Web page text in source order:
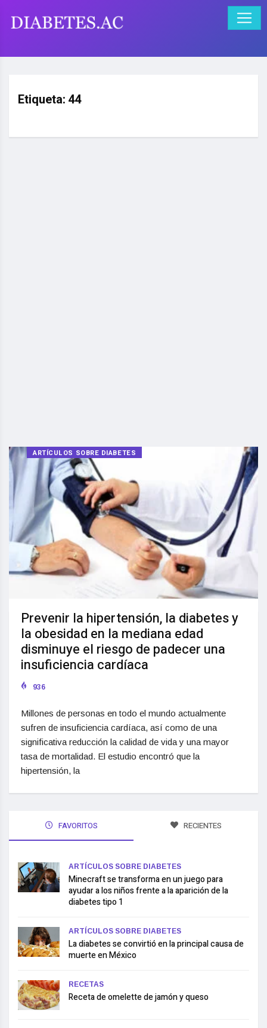
Etiqueta: 44
ARTÍCULOS SOBRE DIABETES
Prevenir la hipertensión, la diabetes y
la obesidad en la mediana edad
disminuye el riesgo de padecer una
insuficiencia cardíaca
936
Millones de personas en todo el mundo actualmente
sufren de insuficiencia cardíaca, así como de una
significativa reducción la calidad de vida y una mayor
tasa de mortalidad. El estudio encontró que la
hipertensión, la
FAVORITOS RECIENTES
ARTÍCULOS SOBRE DIABETES
Minecraft se transforma en un juego para
ayudar a los niños frente a la aparición de la
diabetes tipo 1
ARTÍCULOS SOBRE DIABETES
La diabetes se convirtió en la principal causa de
muerte en México
RECETAS
Receta de omelette de jamón y queso